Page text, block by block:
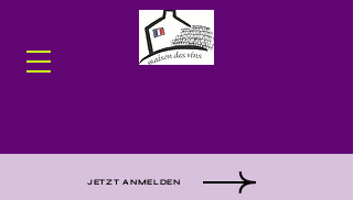
JETZT ANMELDEN